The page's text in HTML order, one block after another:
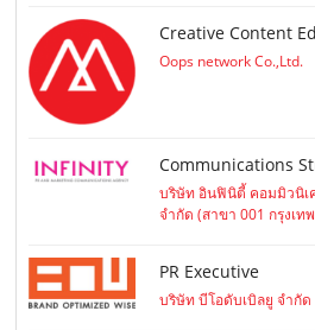
Creative Content
Oops network Co.,Ltd.
Communications
บริษัท อินฟินิตี้ คอมมิวนิ
จำกัด (สาขา 001 กรุงเท
PR Executive
บริษัท บีโอดับเบิลยู จำกัด